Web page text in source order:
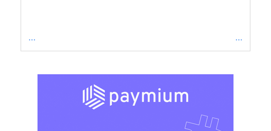
... ...